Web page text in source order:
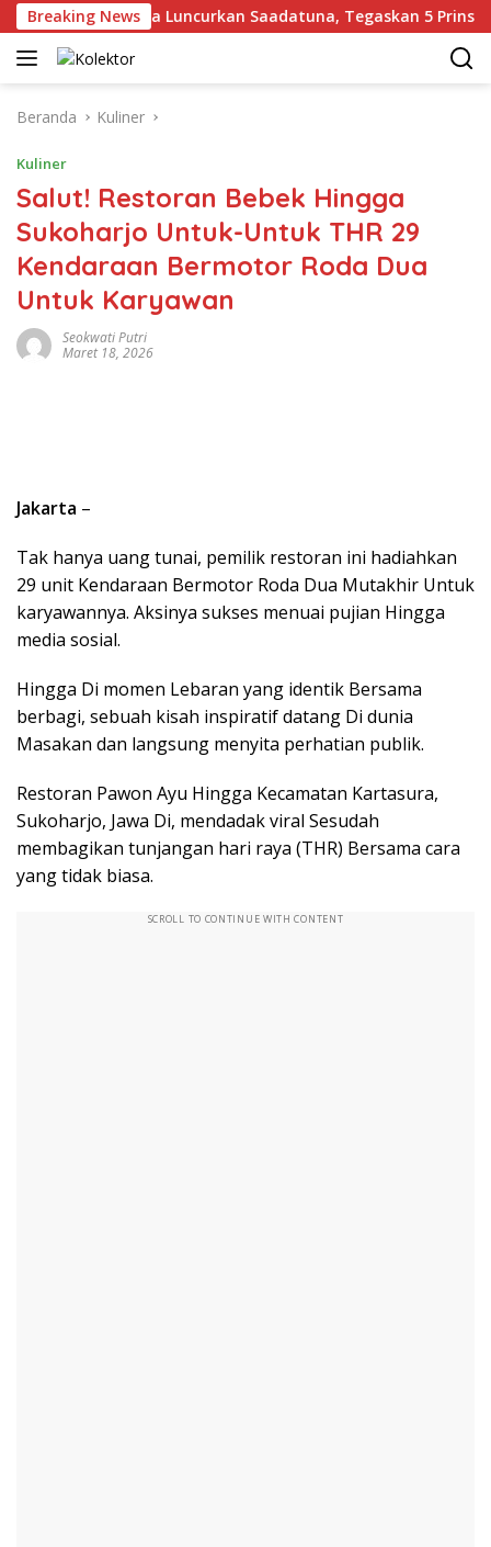
Langsung
ke
konten
Breaking News
Yahya Luncurkan Saadatuna, Tegaskan 5 Prinsip Dasar
Beranda Kuliner
Kuliner
Salut! Restoran Bebek Hingga
Sukoharjo Untuk-Untuk THR 29
Kendaraan Bermotor Roda Dua
Untuk Karyawan
Seokwati Putri
Maret 18, 2026
Jakarta –
Tak hanya uang tunai, pemilik restoran ini hadiahkan
29 unit Kendaraan Bermotor Roda Dua Mutakhir Untuk
karyawannya. Aksinya sukses menuai pujian Hingga
media sosial.
Hingga Di momen Lebaran yang identik Bersama
berbagi, sebuah kisah inspiratif datang Di dunia
Masakan dan langsung menyita perhatian publik.
Restoran Pawon Ayu Hingga Kecamatan Kartasura,
Sukoharjo, Jawa Di, mendadak viral Sesudah
membagikan tunjangan hari raya (THR) Bersama cara
yang tidak biasa.
SCROLL TO CONTINUE WITH CONTENT